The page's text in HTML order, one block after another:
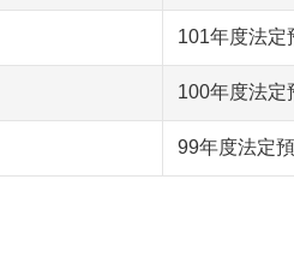
101年度法定
100年度法定
99年度法定